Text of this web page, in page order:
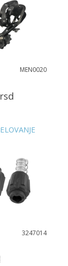
MEN0020
rsd
3247014